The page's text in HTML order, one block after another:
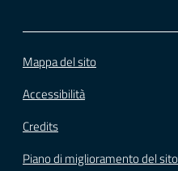
Mappa del sito
Accessibilità
Credits
Piano di miglioramento del sito